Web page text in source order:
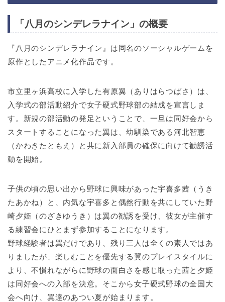
「八月のシンデレラナイン」の概要
『八月のシンデレラナイン』は同名のソーシャルゲームを
原作としたアニメ化作品です。
市立里ヶ浜高校に入学した有原翼（ありはらつばさ）は、
入学式の部活動紹介で女子硬式野球部の結成を宣言しま
す。新規の部活動の発足ということで、一旦は同好会から
スタートすることになった翼は、幼馴染である河北智恵
（かわきたともえ）と共に新入部員の確保に向けて勧誘活
動を開始。
子供の頃の思い出から野球に興味があった宇喜多茜（うき
たあかね）と、内気な宇喜多と偶然行動を共にしていた野
崎夕姫（のざきゆうき）は翼の勧誘を受け、彼女が主催す
る練習会にひとまず参加することになります。
野球経験者は翼だけであり、残り三人は全くの素人ではあ
りましたが、楽しむことを優先する翼のプレイスタイルに
より、不慣れながらに野球の面白さを感じ取った茜と夕姫
は同好会への入部を決意。そこから女子硬式野球の全国大
会へ向け、翼達のあつい夏が始まります。